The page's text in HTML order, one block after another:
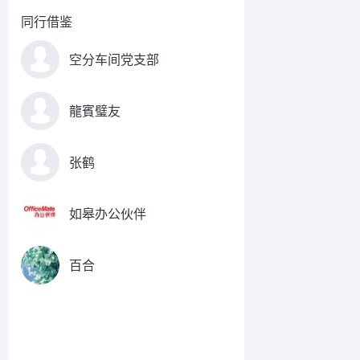
同行借鉴
空分车间党支部
龍賓璧友
张鹤
如皋办公伙伴
百合